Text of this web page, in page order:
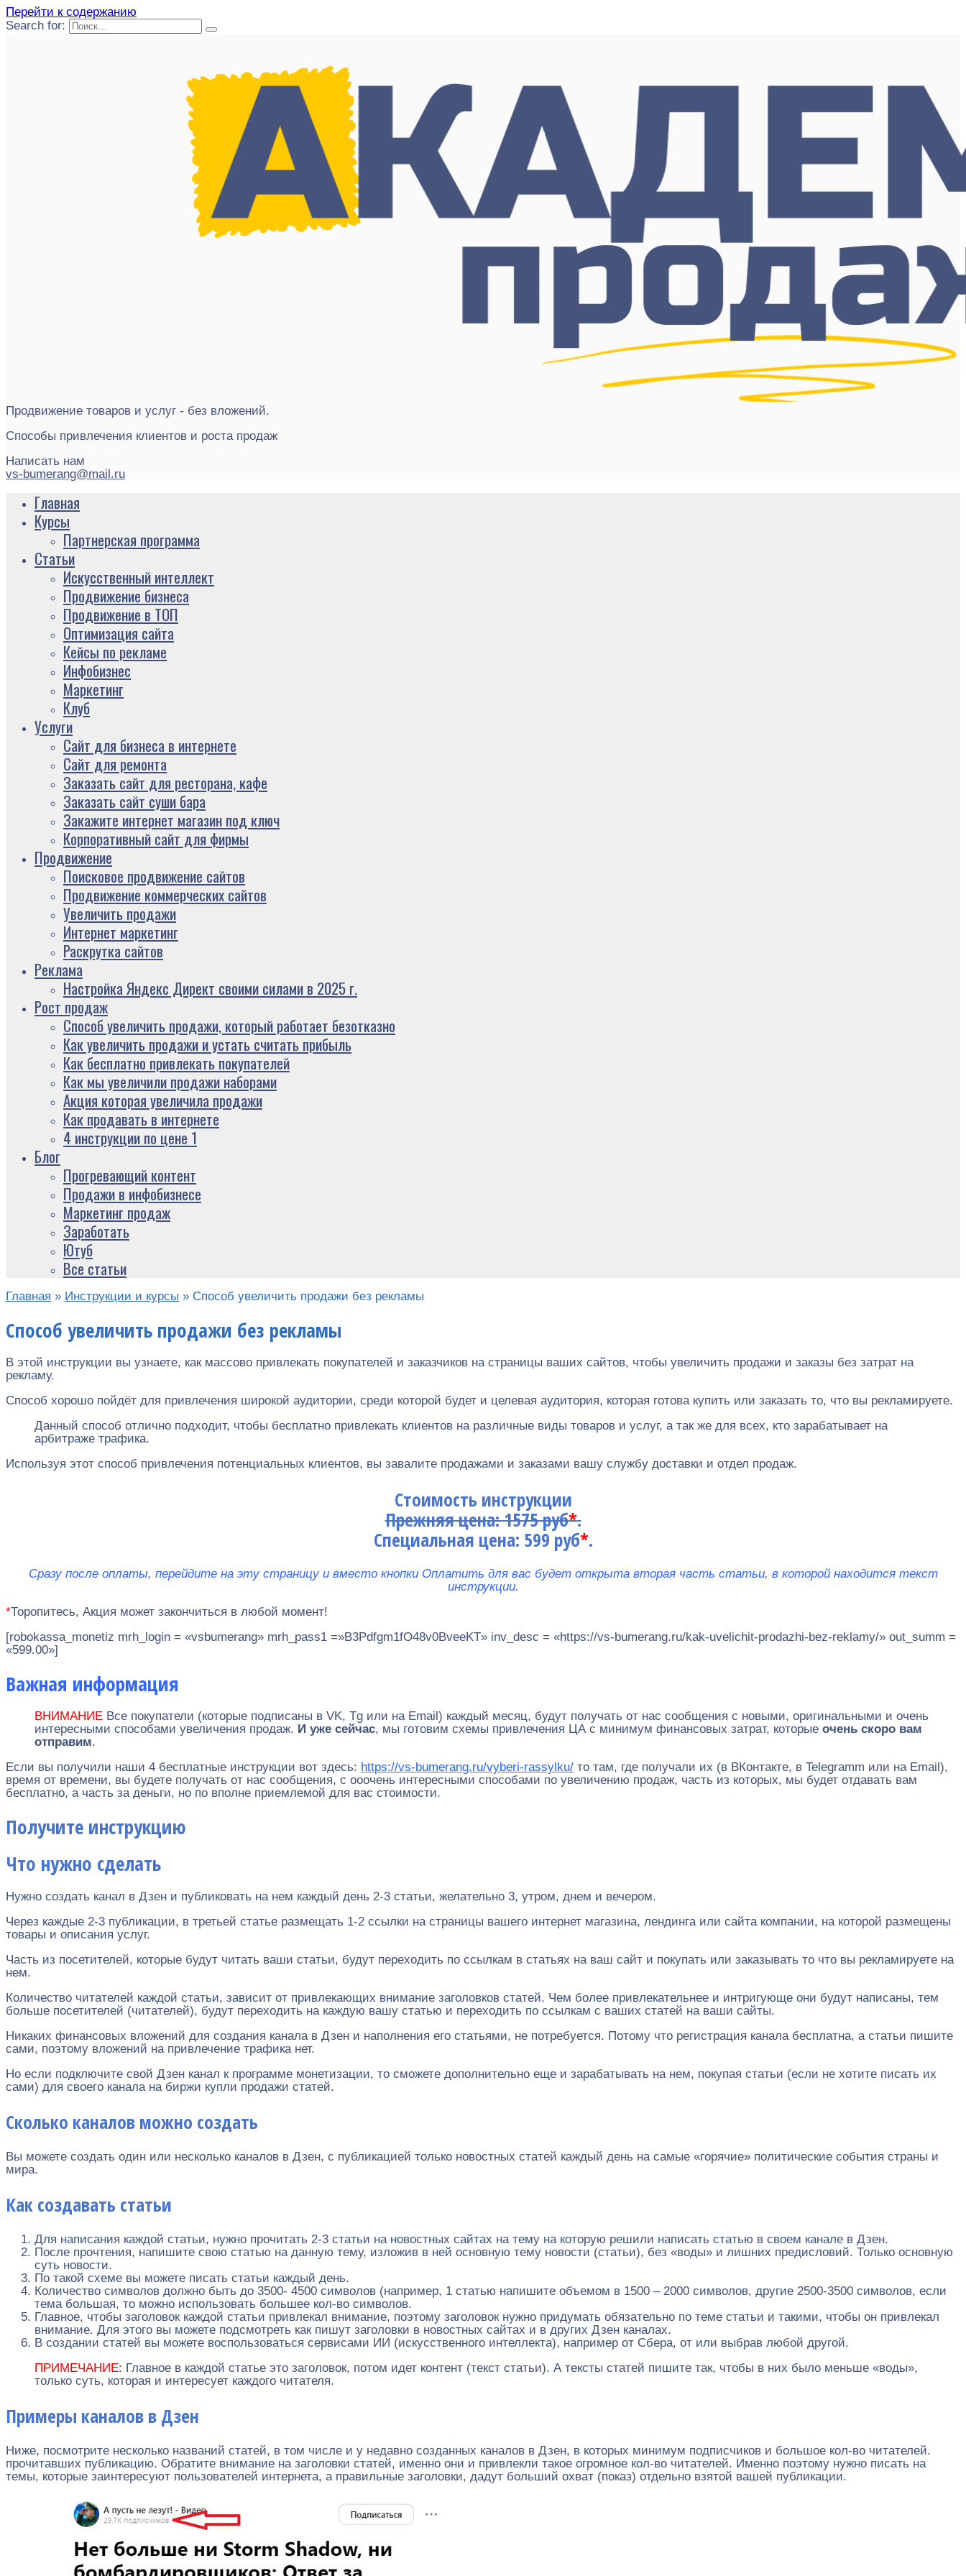
Перейти к содержанию
Search for:
Продвижение товаров и услуг - без вложений.
Способы привлечения клиентов и роста продаж
Написать нам
vs-bumerang@mail.ru
Главная
Курсы
Партнерская программа
Статьи
Искусственный интеллект
Продвижение бизнеса
Продвижение в ТОП
Оптимизация сайта
Кейсы по рекламе
Инфобизнес
Маркетинг
Клуб
Услуги
Сайт для бизнеса в интернете
Сайт для ремонта
Заказать сайт для ресторана, кафе
Заказать сайт суши бара
Закажите интернет магазин под ключ
Корпоративный сайт для фирмы
Продвижение
Поисковое продвижение сайтов
Продвижение коммерческих сайтов
Увеличить продажи
Интернет маркетинг
Раскрутка сайтов
Реклама
Настройка Яндекс Директ своими силами в 2025 г.
Рост продаж
Способ увеличить продажи, который работает безотказно
Как увеличить продажи и устать считать прибыль
Как бесплатно привлекать покупателей
Как мы увеличили продажи наборами
Акция которая увеличила продажи
Как продавать в интернете
4 инструкции по цене 1
Блог
Прогревающий контент
Продажи в инфобизнесе
Маркетинг продаж
Заработать
Ютуб
Все статьи
Главная » Инструкции и курсы » Способ увеличить продажи без рекламы
Способ увеличить продажи без рекламы
В этой инструкции вы узнаете, как массово привлекать покупателей и заказчиков на страницы ваших сайтов, чтобы увеличить продажи и заказы без затрат на
рекламу.
Способ хорошо пойдёт для привлечения широкой аудитории, среди которой будет и целевая аудитория, которая готова купить или заказать то, что вы рекламируете.
Данный способ отлично подходит, чтобы бесплатно привлекать клиентов на различные виды товаров и услуг, а так же для всех, кто зарабатывает на
арбитраже трафика.
Используя этот способ привлечения потенциальных клиентов, вы завалите продажами и заказами вашу службу доставки и отдел продаж.
Стоимость инструкции
Прежняя цена: 1575 руб*.
Специальная цена: 599 руб*.
Сразу после оплаты, перейдите на эту страницу и вместо кнопки Оплатить для вас будет открыта вторая часть статьи, в которой находится текст
инструкции.
*Торопитесь, Акция может закончиться в любой момент!
[robokassa_monetiz mrh_login = «vsbumerang» mrh_pass1 =»B3Pdfgm1fO48v0BveeKT» inv_desc = «https://vs-bumerang.ru/kak-uvelichit-prodazhi-bez-reklamy/» out_summ =
«599.00»]
Важная информация
ВНИМАНИЕ Все покупатели (которые подписаны в VK, Tg или на Email) каждый месяц, будут получать от нас сообщения с новыми, оригинальными и очень
интересными способами увеличения продаж. И уже сейчас, мы готовим схемы привлечения ЦА с минимум финансовых затрат, которые очень скоро вам
отправим.
Если вы получили наши 4 бесплатные инструкции вот здесь: https://vs-bumerang.ru/vyberi-rassylku/ то там, где получали их (в ВКонтакте, в Telegramm или на Email),
время от времени, вы будете получать от нас сообщения, с ооочень интересными способами по увеличению продаж, часть из которых, мы будет отдавать вам
бесплатно, а часть за деньги, но по вполне приемлемой для вас стоимости.
Получите инструкцию
Что нужно сделать
Нужно создать канал в Дзен и публиковать на нем каждый день 2-3 статьи, желательно 3, утром, днем и вечером.
Через каждые 2-3 публикации, в третьей статье размещать 1-2 ссылки на страницы вашего интернет магазина, лендинга или сайта компании, на которой размещены
товары и описания услуг.
Часть из посетителей, которые будут читать ваши статьи, будут переходить по ссылкам в статьях на ваш сайт и покупать или заказывать то что вы рекламируете на
нем.
Количество читателей каждой статьи, зависит от привлекающих внимание заголовков статей. Чем более привлекательнее и интригующе они будут написаны, тем
больше посетителей (читателей), будут переходить на каждую вашу статью и переходить по ссылкам с ваших статей на ваши сайты.
Никаких финансовых вложений для создания канала в Дзен и наполнения его статьями, не потребуется. Потому что регистрация канала бесплатна, а статьи пишите
сами, поэтому вложений на привлечение трафика нет.
Но если подключите свой Дзен канал к программе монетизации, то сможете дополнительно еще и зарабатывать на нем, покупая статьи (если не хотите писать их
сами) для своего канала на биржи купли продажи статей.
Сколько каналов можно создать
Вы можете создать один или несколько каналов в Дзен, с публикацией только новостных статей каждый день на самые «горячие» политические события страны и
мира.
Как создавать статьи
Для написания каждой статьи, нужно прочитать 2-3 статьи на новостных сайтах на тему на которую решили написать статью в своем канале в Дзен.
После прочтения, напишите свою статью на данную тему, изложив в ней основную тему новости (статьи), без «воды» и лишних предисловий. Только основную
суть новости.
По такой схеме вы можете писать статьи каждый день.
Количество символов должно быть до 3500- 4500 символов (например, 1 статью напишите объемом в 1500 – 2000 символов, другие 2500-3500 символов, если
тема большая, то можно использовать большее кол-во символов.
Главное, чтобы заголовок каждой статьи привлекал внимание, поэтому заголовок нужно придумать обязательно по теме статьи и такими, чтобы он привлекал
внимание. Для этого вы можете подсмотреть как пишут заголовки в новостных сайтах и в других Дзен каналах.
В создании статей вы можете воспользоваться сервисами ИИ (искусственного интеллекта), например от Сбера, от или выбрав любой другой.
ПРИМЕЧАНИЕ: Главное в каждой статье это заголовок, потом идет контент (текст статьи). А тексты статей пишите так, чтобы в них было меньше «воды»,
только суть, которая и интересует каждого читателя.
Примеры каналов в Дзен
Ниже, посмотрите несколько названий статей, в том числе и у недавно созданных каналов в Дзен, в которых минимум подписчиков и большое кол-во читателей.
прочитавших публикацию. Обратите внимание на заголовки статей, именно они и привлекли такое огромное кол-во читателей. Именно поэтому нужно писать на
темы, которые заинтересуют пользователей интернета, а правильные заголовки, дадут больший охват (показ) отдельно взятой вашей публикации.